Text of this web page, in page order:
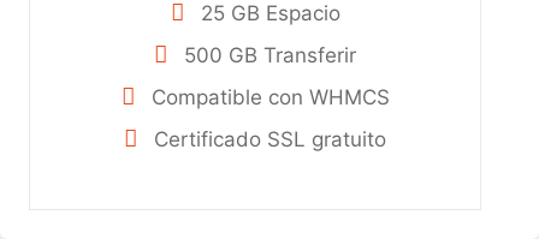
25 GB Espacio
500 GB Transferir
Compatible con WHMCS
Certificado SSL gratuito